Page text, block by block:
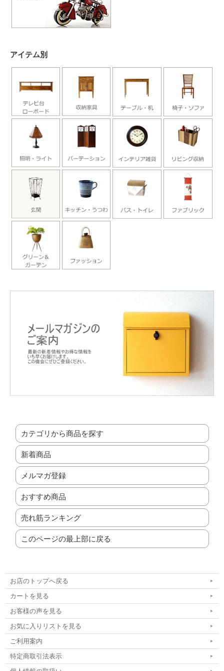
アイテム別
カテゴリから商品を探す
新着商品
メルマガ登録
おすすめ商品
売れ筋ランキング
このページの最上部に戻る
お店のトップへ戻る
カートを見る
お客様の声を見る
お気に入りリストを見る
ご利用案内
特定商取引法表示